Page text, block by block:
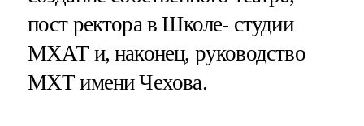
пост ректора в Школе- студии
МХАТ и, наконец, руководство
МХТ имени Чехова.